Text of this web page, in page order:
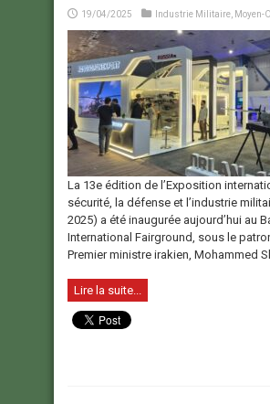
19/04/2025 Industrie Militaire Moyen-
La 13e édition de l’Exposition
sécurité, la défense et l’industrie
2025) a été inaugurée aujourd’hui au
International Fairground, sous le
Premier ministre irakien, Mohammed
Lire la suite...